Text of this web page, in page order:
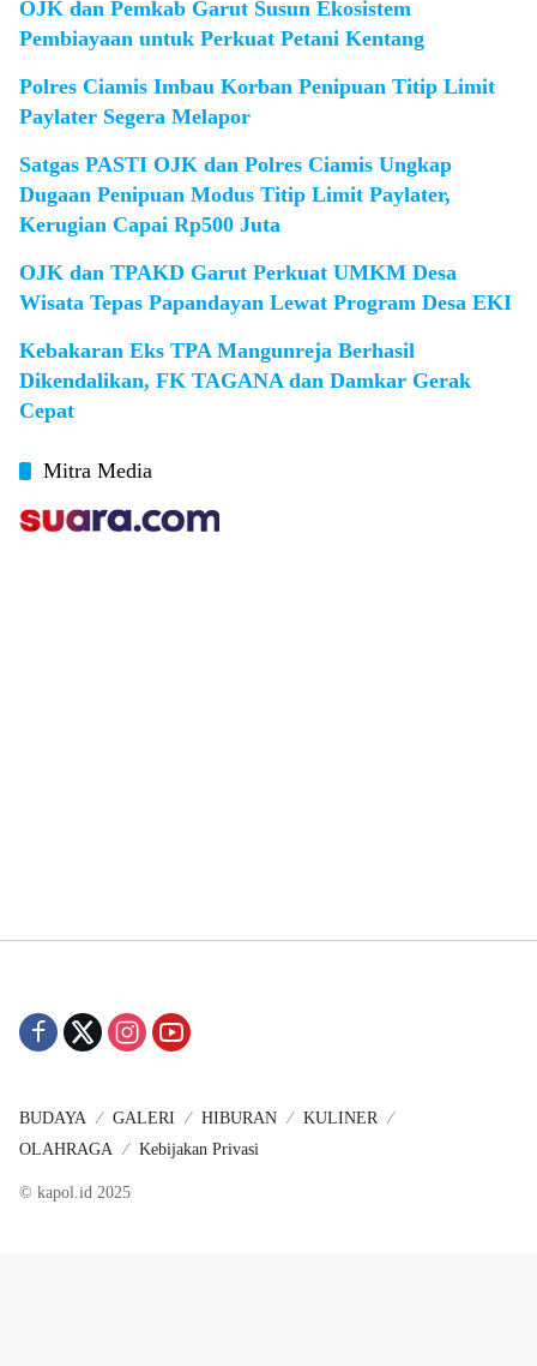
OJK dan Pemkab Garut Susun Ekosistem
Pembiayaan untuk Perkuat Petani Kentang
Polres Ciamis Imbau Korban Penipuan Titip Limit
Paylater Segera Melapor
Satgas PASTI OJK dan Polres Ciamis Ungkap
Dugaan Penipuan Modus Titip Limit Paylater,
Kerugian Capai Rp500 Juta
OJK dan TPAKD Garut Perkuat UMKM Desa
Wisata Tepas Papandayan Lewat Program Desa EKI
Kebakaran Eks TPA Mangunreja Berhasil
Dikendalikan, FK TAGANA dan Damkar Gerak
Cepat
Mitra Media
BUDAYA GALERI HIBURAN
KULINER
OLAHRAGA
Kebijakan Privasi
© kapol.id 2025